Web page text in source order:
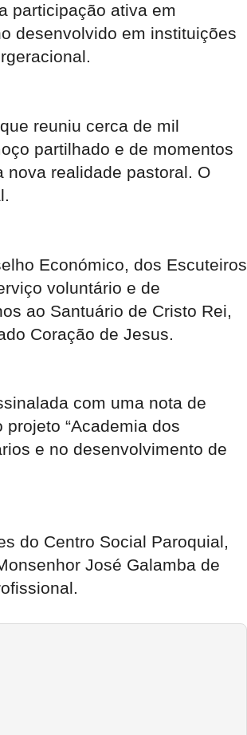
participação ativa em
desenvolvido em instituições
reuniu cerca de mil
partilhado e de momentos
nova realidade pastoral. O
Económico, dos Escuteiros
voluntário e de
ao Santuário de Cristo Rei,
Coração de Jesus.
com uma nota de
“Academia dos
e no desenvolvimento de
do Centro Social Paroquial,
José Galamba de